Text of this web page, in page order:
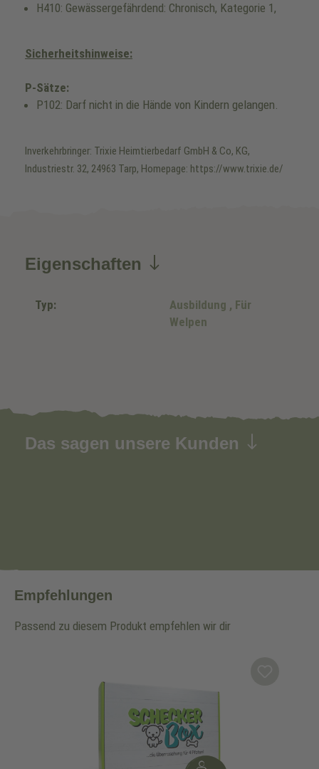
H410: Gewässergefährdend: Chronisch, Kategorie 1,
Sicherheitshinweise:
P-Sätze:
P102: Darf nicht in die Hände von Kindern gelangen.
Inverkehrbringer: Trixie Heimtierbedarf GmbH & Co, KG,
Industriestr. 32, 24963 Tarp, Homepage: https://www.trixie.de/
Eigenschaften
Typ: Ausbildung , Für
Welpen
Das sagen unsere Kunden
Empfehlungen
Passend zu diesem Produkt empfehlen wir dir